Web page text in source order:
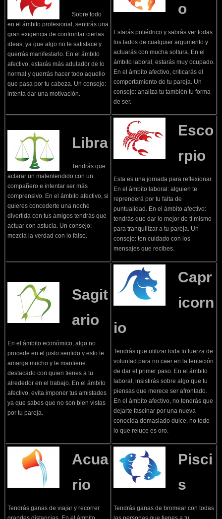
Sobre todo
en el ámbito profesional, sentirás una
gran exigencia de confrontar ciertas
ideas, ya que algo no te satisface y
querrás manifestarlo. En el ámbito
afectivo, estarás más adulador de lo
normal y querrás hacer todo aquello
que pasa por tu cabeza. Un consejo:
intenta dar una motivación.
o
Estarás poliédrico y sabrás ver todas
los lados de cualquier argumento y
actuarás con mucha soltura. En el
ámbito laboral, estarás muy ocupado.
En el ámbito afectivo, criticarás el
comportamiento de tu pareja. Un
consejo: analiza tu también tu forma
de ser.
Libra
Tendrás que
aclarar un malentendido con un
compañero e intentar ser más
comprensivo. En el ámbito afectivo, si
quieres concederte una noche
divertida con tus amigos tendrás que
actuar con astucia. Un consejo:
mezcla la verdad con lo falso.
Esco
rpio
Esta es una jornada para reflexionar.
En el ámbito laboral: alguien te
reprenderá por tu falta de
puntualidad. En el ámbito afectivo:
tendrás que dar lo mejor de ti mismo
para tranquilizar a tu pareja. Un
consejo: ten cuidado con los
mensajes que recibes.
Sagit
ario
En el ámbito económico, algo no
procede en el justo sentido y esto te
amarga mucho y te mantiene
destacado con quien tienes a tu
alrededor en el trabajo. En el ámbito
afectivo, evita imponer tus amistades
ya que sabes que no son bien vistas
por tu pareja.
Capr
icorn
io
Tendrás que utilizar toda tu fuerza de
voluntad para no caer en la tentación
de dar el primer paso. En el ámbito
laboral, insistirás sobre algo que tu
piensas que merece ser afrontado.
En el ámbito afectivo, no tendrás que
dejarte fascinar por una nueva
conocida demasiado dulce, no todo
lo que reluce es oro.
Acua
rio
Tendrás ganas de viajar y recorrer
Pisci
s
Tendrás ganas de bromear con todas